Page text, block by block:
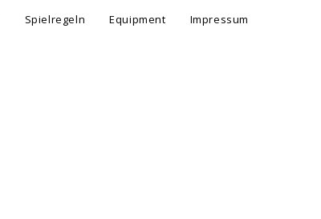
Spielregeln Equipment Impressum